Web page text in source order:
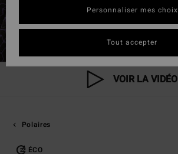
VOIR LA VIDÉO
Polaires
ÉCO
Personnaliser mes choix
Tout accepter